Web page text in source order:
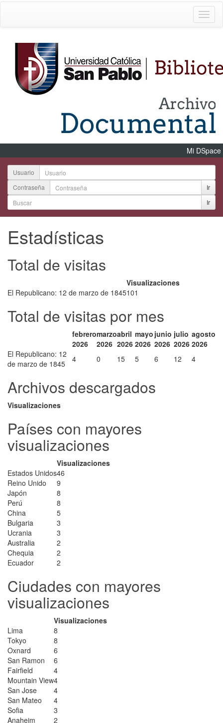
Mi DSpace
Usuario
Contraseña
Ir
Ir
Estadísticas
Total de visitas
Visualizaciones
El Republicano: 12 de marzo de 1845101
Total de visitas por mes
febrero
2026
marzo
2026
abril
2026
mayo
2026
junio
2026
julio
2026
agosto
2026
El Republicano: 12
de marzo de 1845
4 0 15 5 6 12 4
Archivos descargados
Visualizaciones
Países con mayores
visualizaciones
Visualizaciones
Estados Unidos46
Reino Unido
9
Japón
8
Perú
8
China
5
Bulgaria
3
Ucrania
3
Australia
2
Chequia
2
Ecuador
2
Ciudades con mayores
visualizaciones
Visualizaciones
Lima
8
Tokyo
8
Oxnard
6
San Ramon
6
Fairfield
4
Mountain View4
San Jose
4
San Mateo
4
Sofia
3
Anaheim
2